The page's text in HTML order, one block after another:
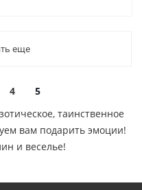
еще
4
5
таинственное
вам подарить эмоции!
и веселье!